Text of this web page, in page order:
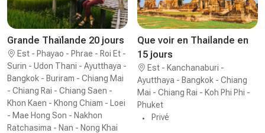
Grande Thaïlande 20 jours
Est - Phayao - Phrae - Roi Et -
Surin - Udon Thani - Ayutthaya -
Bangkok - Buriram - Chiang Mai
- Chiang Rai - Chiang Saen -
Khon Kaen - Khong Chiam - Loei
- Mae Hong Son - Nakhon
Ratchasima - Nan - Nong Khai
Que voir en Thailande en
15 jours
Est - Kanchanaburi -
Ayutthaya - Bangkok - Chiang
Mai - Chiang Rai - Koh Phi Phi -
Phuket
Privé